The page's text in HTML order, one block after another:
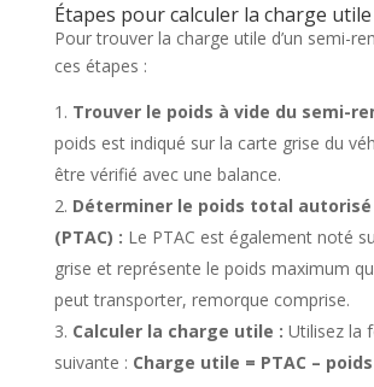
Étapes pour calculer la charge utile
Pour trouver la charge utile d’un semi-
ces étapes :
Trouver le poids à vide du semi-
poids est indiqué sur la carte grise du
être vérifié avec une balance.
Déterminer le poids total
(PTAC) : Le PTAC est également noté
grise et représente le poids maximum
peut transporter, remorque comprise.
Calculer la charge utile : Utilisez la
suivante : Charge utile = PTAC –